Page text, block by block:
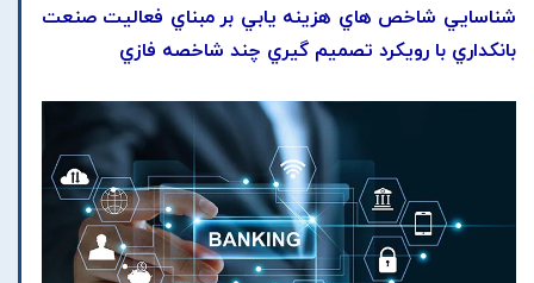
شناسايي شاخص هاي هزينه يابي بر مبناي فعاليت صنعت
بانکداري با رويکرد تصميم گيري چند شاخصه فازي